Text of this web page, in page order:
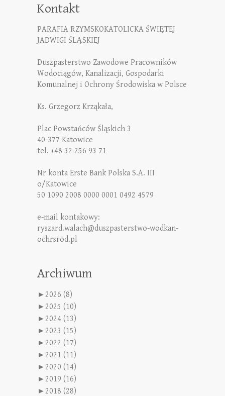
Kontakt
PARAFIA RZYMSKOKATOLICKA ŚWIĘTEJ
JADWIGI ŚLĄSKIEJ
Duszpasterstwo Zawodowe Pracowników
Wodociągów, Kanalizacji, Gospodarki
Komunalnej i Ochrony Środowiska w Polsce
Ks. Grzegorz Krząkała,
Plac Powstańców Śląskich 3
40-377 Katowice
tel. +48 32 256 93 71
Nr konta Erste Bank Polska S.A. III
o/Katowice
50 1090 2008 0000 0001 0492 4579
e-mail kontakowy:
ryszard.walach@duszpasterstwo-wodkan-
ochrsrod.pl
Archiwum
►2026 (8)
►2025 (10)
►2024 (13)
►2023 (15)
►2022 (17)
►2021 (11)
►2020 (14)
►2019 (16)
►2018 (28)